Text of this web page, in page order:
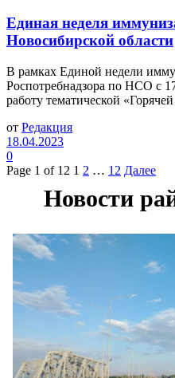
Единая неделя
Новосибирской области
В рамках Единой недели
Роспотребнадзора по НСО с
работу тематической
от Редакция
18.04.2023
0
Page 1 of 12 1 2 … 12 Далее